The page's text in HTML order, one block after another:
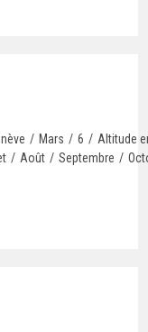
/ Mars / 6 / Altitude
/ Août / Septembre /